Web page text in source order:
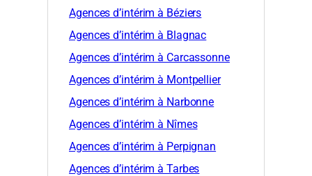
Agences d’intérim à Béziers
Agences d’intérim à Blagnac
Agences d’intérim à Carcassonne
Agences d’intérim à Montpellier
Agences d’intérim à Narbonne
Agences d’intérim à Nîmes
Agences d’intérim à Perpignan
Agences d’intérim à Tarbes